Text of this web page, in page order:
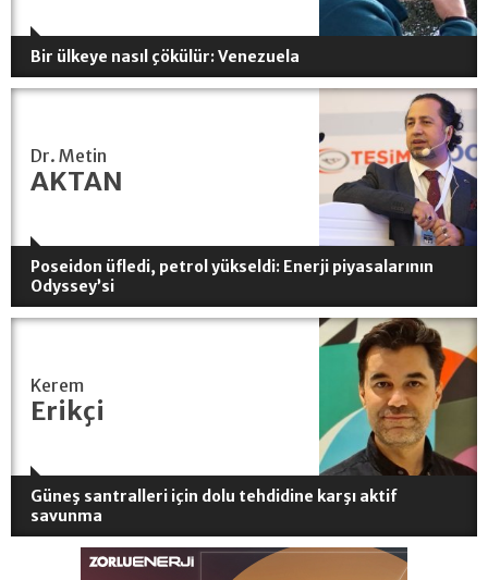
Bir ülkeye nasıl çökülür: Venezuela
Dr. Metin
AKTAN
Poseidon üfledi, petrol yükseldi: Enerji piyasalarının
Odyssey’si
Kerem
Erikçi
Güneş santralleri için dolu tehdidine karşı aktif
savunma